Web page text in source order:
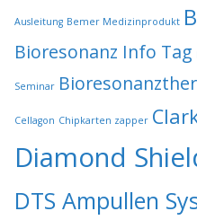
Ausleitung Bemer Medizinprodukt
Bioresonanz Info Tag
Seminar
Cellagon Chipkarten zapper
Diamond
DTS Ampullen